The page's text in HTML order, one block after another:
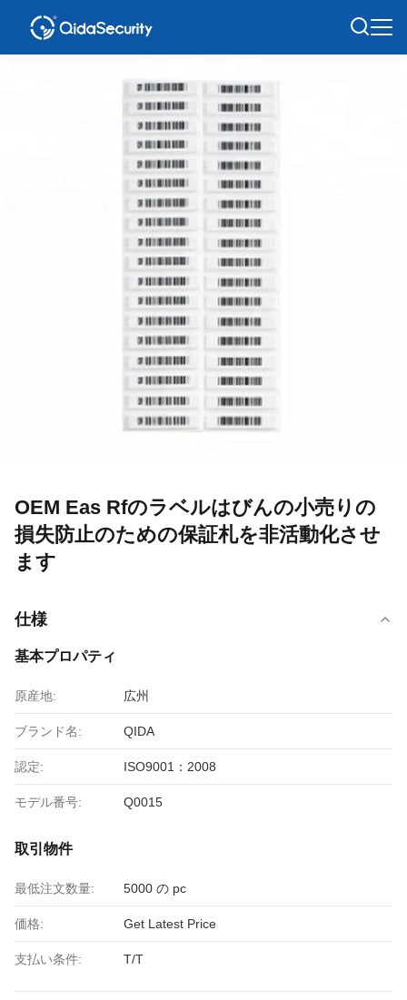
OEM Eas Rfのラベルはびんの小売りの
損失防止のための保証札を非活動化させ
ます
仕様
基本プロパティ
原産地: 広州
ブランド名: QIDA
認定: ISO9001：2008
モデル番号: Q0015
取引物件
最低注文数量: 5000 の pc
価格: Get Latest Price
支払い条件: T/T